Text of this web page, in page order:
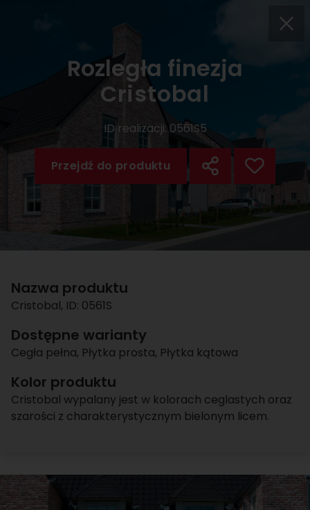
Rozległa finezja
Cristobal
ID realizacji: 0561S5
Przejdź do produktu
Nazwa produktu
Cristobal, ID: 0561S
Dostępne warianty
Cegła pełna, Płytka prosta, Płytka kątowa
Kolor produktu
Cristobal wypalany jest w kolorach ceglastych oraz
szarości z charakterystycznym bielonym licem.